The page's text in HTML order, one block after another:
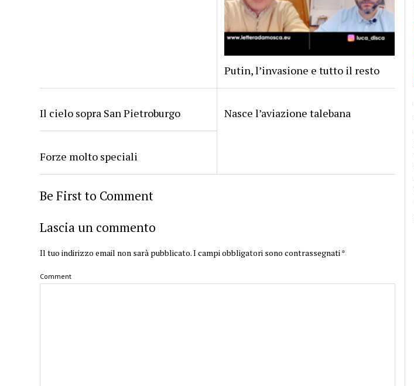
Putin, l’invasione e tutto il resto
Il cielo sopra San Pietroburgo Nasce l’aviazione talebana
Forze molto speciali
Be First to Comment
Lascia un commento
Il tuo indirizzo email non sarà pubblicato.I campi obbligatori sono contrassegnati *
Comment